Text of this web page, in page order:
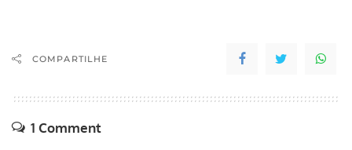
Pessuti e o ministro da
Luiz Claudio Romanelli
COMPARTILHE
1 Comment